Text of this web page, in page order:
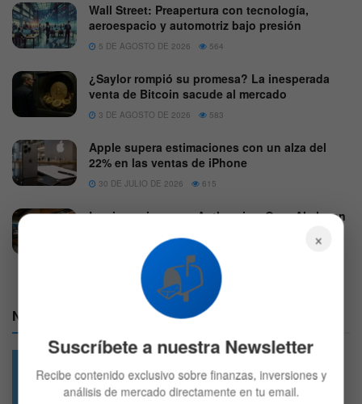
Wall Street: Preapertura con tecnología,
aeroespacio y automotriz bajo presión
5 DE AGOSTO DE 2026 564
¿Saylor rompió su promesa? La inesperada
venta de Bitcoin sacude al mercado
3 DE AGOSTO DE 2026 583
Apple supera estimaciones con un alza del
22% en las ventas de iPhone
30 DE JULIO DE 2026 615
Las inversiones en Anthropic y OpenAI elevan
4 DE AGOSTO DE 2026 566
Nuestras Redes:
49.6k 4.7k
×
📬
Suscríbete a nuestra Newsletter
Recibe contenido exclusivo sobre finanzas, inversiones y
análisis de mercado directamente en tu email.